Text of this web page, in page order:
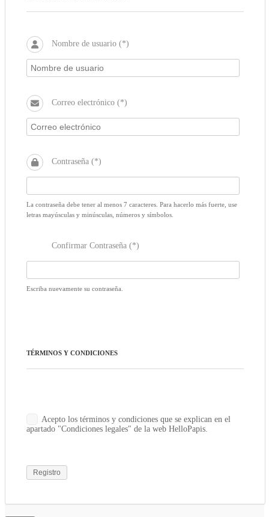
Nombre de usuario (*)
Correo electrónico (*)
Contraseña (*)
La contraseña debe tener al menos 7 caracteres. Para hacerlo más fuerte, use
letras mayúsculas y minúsculas, números y símbolos.
Confirmar Contraseña (*)
Escriba nuevamente su contraseña.
TÉRMINOS Y CONDICIONES
Acepto los términos y condiciones que se explican en el
apartado "Condiciones legales" de la web HelloPapis.